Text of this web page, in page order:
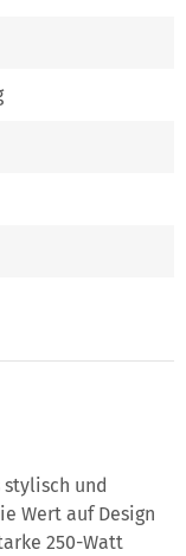
und
Wert auf Design
250-Watt